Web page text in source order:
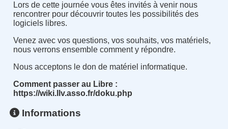
Lors de cette journée vous êtes invités à venir nous
rencontrer pour découvrir toutes les possibilités des
logiciels libres.
Venez avec vos questions, vos souhaits, vos matériels,
nous verrons ensemble comment y répondre.
Nous acceptons le don de matériel informatique.
Comment passer au Libre :
https://wiki.llv.asso.fr/doku.php
Informations